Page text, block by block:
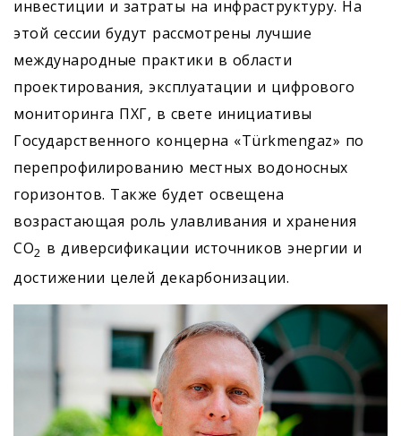
инвестиции и затраты на инфраструктуру. На
этой сессии будут рассмотрены лучшие
международные практики в области
проектирования, эксплуатации и цифрового
мониторинга ПХГ, в свете инициативы
Государственного концерна «Türkmengaz» по
перепрофилированию местных водоносных
горизонтов. Также будет освещена
возрастающая роль улавливания и хранения
CO2 в диверсификации источников энергии и
достижении целей декарбонизации.